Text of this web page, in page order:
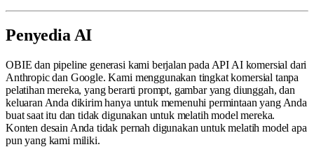
Penyedia AI
OBIE dan pipeline generasi kami berjalan pada API AI komersial dari
Anthropic dan Google. Kami menggunakan tingkat komersial tanpa
pelatihan mereka, yang berarti prompt, gambar yang diunggah, dan
keluaran Anda dikirim hanya untuk memenuhi permintaan yang Anda
buat saat itu dan tidak digunakan untuk melatih model mereka.
Konten desain Anda tidak pernah digunakan untuk melatih model apa
pun yang kami miliki.